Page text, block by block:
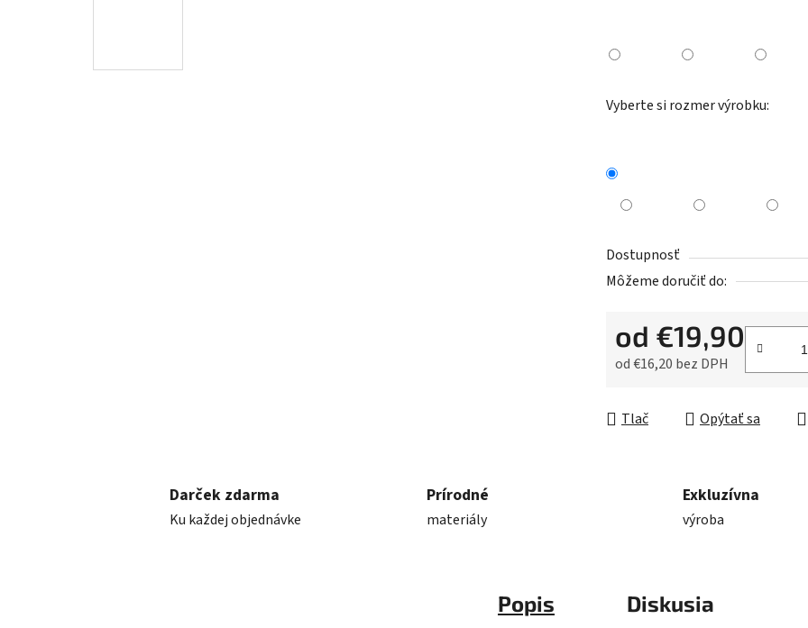
Vyberte si rozmer výrobku:
Dostupnosť
Môžeme doručiť do:
od €19,90
od€16,20 bez DPH
Tlač Opýtať sa
Darček zdarma
Ku každej objednávke
Prírodné
materiály
Exkluzívna
výroba
Popis Diskusia